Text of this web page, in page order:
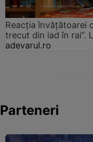
Reacția învățătoarei
trecut din iad în rai”.
adevarul.ro
Parteneri